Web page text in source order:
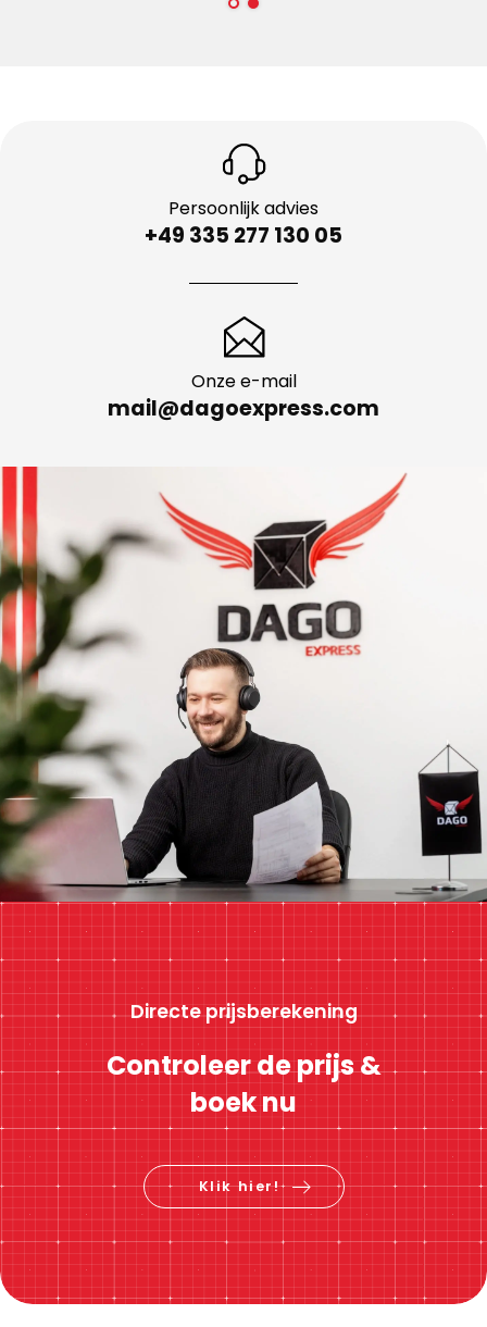
+49 335 277 130 05
mail@dagoexpress.com
Directe prijsberekening
Controleer de prijs &
boek nu